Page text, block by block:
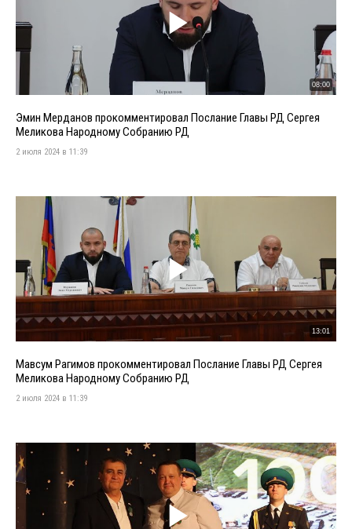
08:00
Эмин Мерданов прокомментировал Послание Главы РД Сергея
Меликова Народному Собранию РД
2 июля 2024 в 11:39
13:01
Мавсум Рагимов прокомментировал Послание Главы РД Сергея
Меликова Народному Собранию РД
2 июля 2024 в 11:39